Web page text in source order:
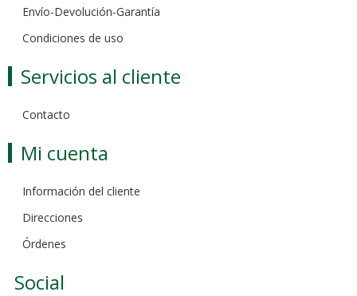
Envío-Devolución-Garantía
Condiciones de uso
Servicios al cliente
Contacto
Mi cuenta
Información del cliente
Direcciones
Órdenes
Social